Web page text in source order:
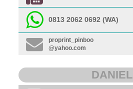
0813 2062 0692 (WA)
proprint_pinboo
@yahoo.com
DANIEL